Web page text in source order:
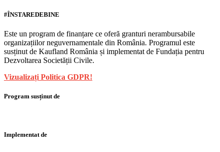
#ÎNSTAREDEBINE
Este un program de finanțare ce oferă granturi nerambursabile
organizațiilor neguvernamentale din România. Programul este
susținut de Kaufland România și implementat de Fundația pentru
Dezvoltarea Societății Civile.
Vizualizați Politica GDPR!
Program susținut de
Implementat de